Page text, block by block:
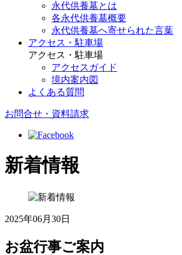
永代供養墓とは
各永代供養墓概要
永代供養墓へ寄せられた言葉
アクセス・駐車場
アクセス・駐車場
アクセスガイド
境内案内図
よくある質問
お問合せ・資料請求
新着情報
2025年06月30日
お盆行事ご案内